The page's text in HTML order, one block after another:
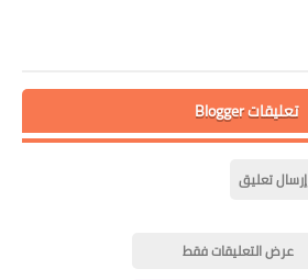
تعليقات Blogger
إرسال تعليق
عرض التعليقات فقط